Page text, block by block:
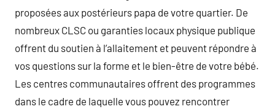
proposées aux postérieurs papa de votre quartier. De
nombreux CLSC ou garanties locaux physique publique
offrent du soutien à l’allaitement et peuvent répondre à
vos questions sur la forme et le bien-être de votre bébé.
Les centres communautaires offrent des programmes
dans le cadre de laquelle vous pouvez rencontrer